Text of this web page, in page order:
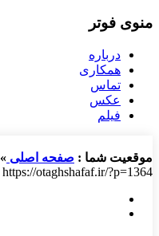
منوی فوتر
درباره
همکاری
تماس
عکس
فیلم
موقعیت شما : صفحه اصلی »
https://otaghshafaf.ir/?p=1364